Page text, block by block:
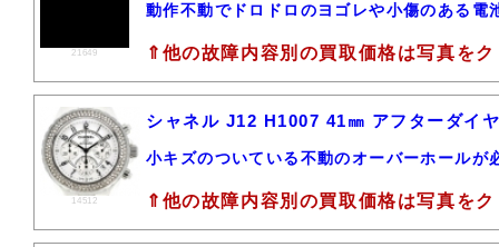
21649
動作不動でドロドロのヨゴレや小傷のある電
⇑他の故障内容別の買取価格は写真を
14512
シャネル J12 H1007 41㎜ アフターダイ
小キズのついている不動のオーバーホールが
⇑他の故障内容別の買取価格は写真を